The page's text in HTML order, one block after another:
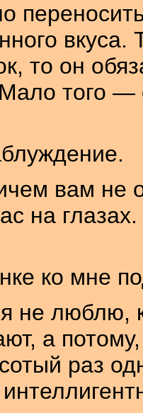
то он
того —
вам не
на
ко мне
не люблю,
а
раз